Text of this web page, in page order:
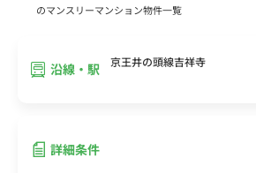
のマンスリーマンション物件一覧
沿線・駅 京王井の頭線吉祥寺
詳細条件